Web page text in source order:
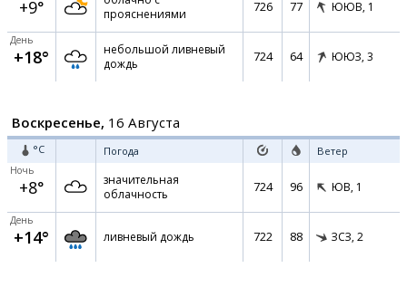
+9°
прояснениями
726 77 ЮЮВ, 1
День
+18°
небольшой ливневый
дождь
724 64 ЮЮЗ, 3
Воскресенье, 16 Августа
°C Погода Ветер
Ночь
+8°
значительная
облачность
724 96 ЮВ, 1
День
+14° ливневый дождь 722 88 ЗСЗ, 2